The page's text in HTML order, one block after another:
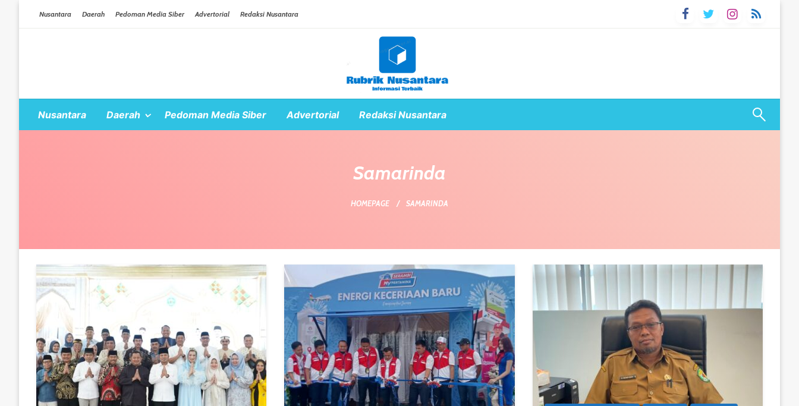
Nusantara Daerah Pedoman Media Siber Advertorial Redaksi Nusantara
Nusantara Daerah Pedoman Media Siber Advertorial Redaksi Nusantara
Samarinda
HOMEPAGE SAMARINDA